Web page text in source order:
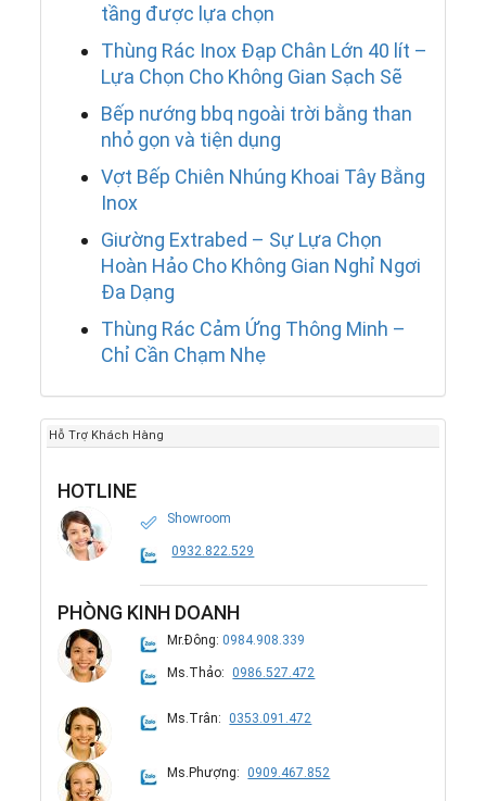
tầng được lựa chọn
Thùng Rác Inox Đạp Chân Lớn 40 lít –
Lựa Chọn Cho Không Gian Sạch Sẽ
Bếp nướng bbq ngoài trời bằng than
nhỏ gọn và tiện dụng
Vợt Bếp Chiên Nhúng Khoai Tây Bằng
Inox
Giường Extrabed – Sự Lựa Chọn
Hoàn Hảo Cho Không Gian Nghỉ Ngơi
Đa Dạng
Thùng Rác Cảm Ứng Thông Minh –
Chỉ Cần Chạm Nhẹ
Hỗ Trợ Khách Hàng
HOTLINE
Showroom
0932.822.529
PHÒNG KINH DOANH
Mr.Đông:0984.908.339
Ms.Thảo: 0986.527.472
Ms.Trân: 0353.091.472
Ms.Phượng: 0909.467.852